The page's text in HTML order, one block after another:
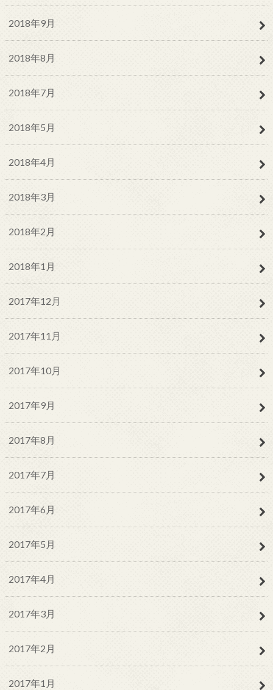
2018年9月
2018年8月
2018年7月
2018年5月
2018年4月
2018年3月
2018年2月
2018年1月
2017年12月
2017年11月
2017年10月
2017年9月
2017年8月
2017年7月
2017年6月
2017年5月
2017年4月
2017年3月
2017年2月
2017年1月